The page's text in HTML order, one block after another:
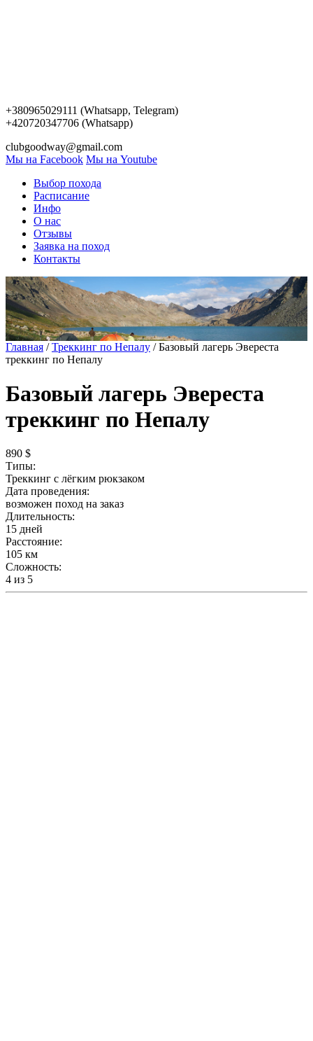
+380965029111 (Whatsapp, Telegram)
+420720347706 (Whatsapp)
clubgoodway@gmail.com
Мы на Facebook Мы на Youtube
Выбор похода
Расписание
Инфо
О нас
Отзывы
Заявка на поход
Контакты
Главная /Треккинг по Непалу /Базовый лагерь Эвереста
треккинг по Непалу
Базовый лагерь Эвереста
треккинг по Непалу
890 $
Типы:
Треккинг с лёгким рюкзаком
Дата проведения:
возможен поход на заказ
Длительность:
15 дней
Расстояние:
105 км
Сложность:
4 из 5